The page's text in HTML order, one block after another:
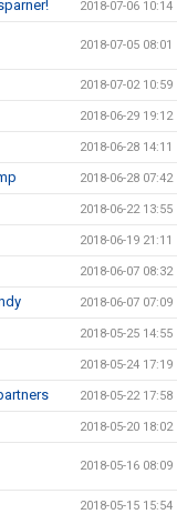
2018-07-06 10:14
2018-07-05 08:01
2018-07-02 10:59
2018-06-29 19:12
2018-06-28 14:11
2018-06-28 07:42
2018-06-22 13:55
2018-06-19 21:11
2018-06-07 08:32
2018-06-07 07:09
2018-05-25 14:55
2018-05-24 17:19
2018-05-22 17:58
2018-05-20 18:02
2018-05-16 08:09
2018-05-15 15:54